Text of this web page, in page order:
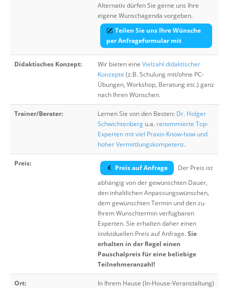
Alternativ dürfen Sie gerne uns Ihre
eigene Wunschagenda vorgeben.
Teilen Sie uns Ihre Wünsche
per Anfrageformular mit
Didaktisches Konzept: Wir bieten eine Vielzahl didaktischer
Konzepte (z.B. Schulung mit/ohne PC-
Übungen, Workshop, Beratung etc.) ganz
nach Ihren Wünschen.
Trainer/Berater: Lernen Sie von den Besten: Dr. Holger
Schwichtenberg u.a. renommierte Top-
Experten mit viel Praxis-Know-how und
hoher Vermittlungskompetenz.
Preis:
Preis auf Anfrage
Der Preis ist
abhängig von der gewünschten Dauer,
den inhaltlichen Anpassungswünschen,
dem gewünschten Termin und den zu
Ihrem Wunschtermin verfügbaren
Experten. Sie erhalten daher einen
iindviduellen Preis auf Anfrage.Sie
erhalten in der Regel einen
Pauschalpreis für eine beliebige
Teilnehmeranzahl!
Ort:
In Ihrem Hause (In-House-Veranstaltung)